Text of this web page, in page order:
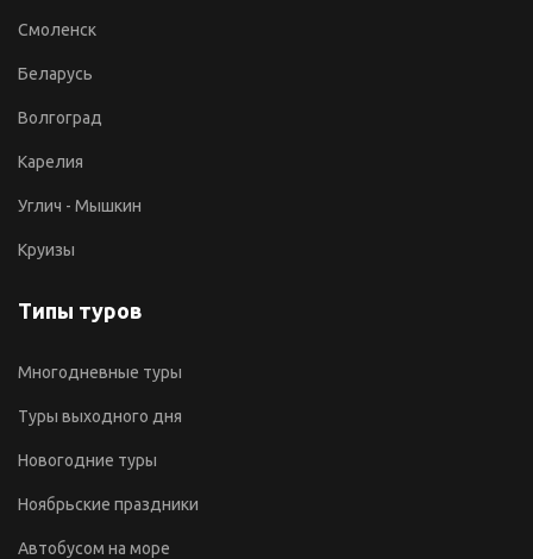
Смоленск
Беларусь
Волгоград
Карелия
Углич - Мышкин
Круизы
Типы туров
Многодневные туры
Туры выходного дня
Новогодние туры
Ноябрьские праздники
Автобусом на море